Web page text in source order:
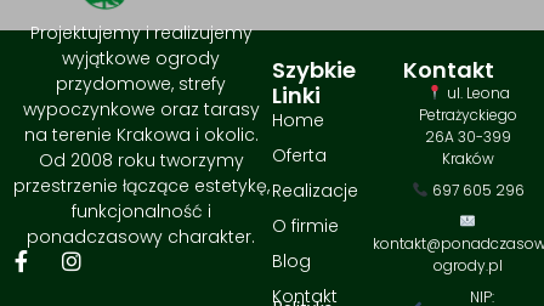
Projektujemy i realizujemy
wyjątkowe ogrody
przydomowe, strefy
wypoczynkowe oraz tarasy
na terenie Krakowa i okolic.
Od 2008 roku tworzymy
przestrzenie łączące estetykę,
funkcjonalność i
ponadczasowy charakter.
F
a
I
Szybkie
Linki
Home
Oferta
Realizacje
O firmie
Blog
Kontakt
Kontakt
ul. Leona
Petrażyckiego
26A 30-399
Kraków
697 605 296
ogrody.pl
NIP: